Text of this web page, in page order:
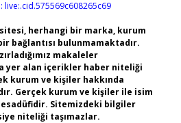
live:.cid.575569c608265c69
herhangi bir marka, kurum
bağlantısı bulunmamaktadır.
makaleler
yer alan içerikler haber niteliği
kurum ve kişiler hakkında
Gerçek kurum ve kişiler ile isim
Sitemizdeki bilgiler
niteliği taşımazlar.